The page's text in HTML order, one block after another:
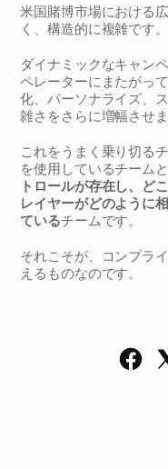
米国賭博市場における
く、構造的に複雑です。
ダイナミックなキャン
ペレーターにまたがっ
化、パーソナライズ、
雑さをさらに増幅させま
これをうまく乗り切る
を使用しているチーム
トロールが存在し、ど
レイヤーがどのように
ているチームです。
それこそが、コンプラ
えるものなのです。